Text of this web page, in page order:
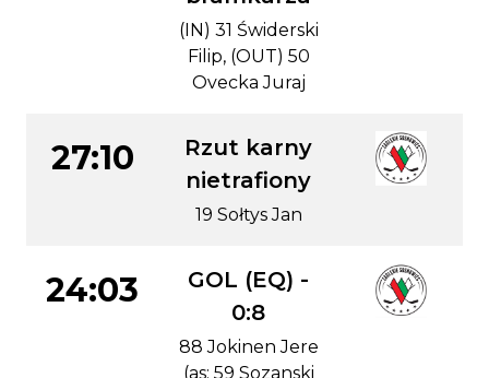
(IN) 31 Świderski
Filip, (OUT) 50
Ovecka Juraj
27:10
Rzut karny
nietrafiony
19 Sołtys Jan
24:03
GOL (EQ) -
0:8
88 Jokinen Jere
(as: 59 Sozanski